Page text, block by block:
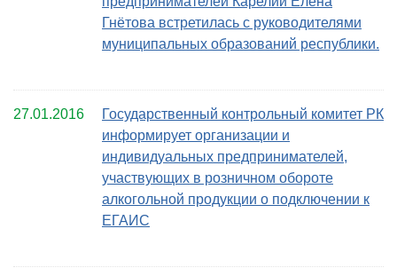
Гнётова встретилась с руководителями
муниципальных образований республики.
27.01.2016
Государственный контрольный комитет РК
информирует организации и
индивидуальных предпринимателей,
участвующих в розничном обороте
алкогольной продукции о подключении к
ЕГАИС